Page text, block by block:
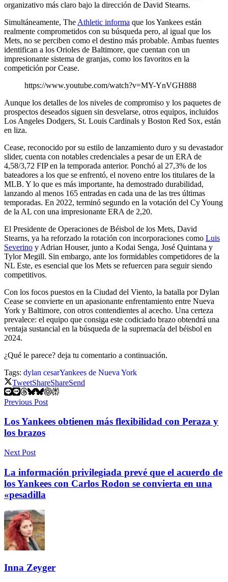
organizativo más claro bajo la dirección de David Stearns.
Simultáneamente, The Athletic informa que los Yankees están
realmente comprometidos con su búsqueda pero, al igual que los
Mets, no se perciben como el destino más probable. Ambas fuentes
identifican a los Orioles de Baltimore, que cuentan con un
impresionante sistema de granjas, como los favoritos en la
competición por Cease.
https://www.youtube.com/watch?v=MY-YnVGH888
Aunque los detalles de los niveles de compromiso y los paquetes de
prospectos deseados siguen sin desvelarse, otros equipos, incluidos
Los Angeles Dodgers, St. Louis Cardinals y Boston Red Sox, están
en liza.
Cease, reconocido por su estilo de lanzamiento duro y su devastador
slider, cuenta con notables credenciales a pesar de un ERA de
4,58/3,72 FIP en la temporada anterior. Ponchó al 27,3% de los
bateadores a los que se enfrentó, el noveno entre los titulares de la
MLB. Y lo que es más importante, ha demostrado durabilidad,
lanzando al menos 165 entradas en cada una de las tres últimas
temporadas. En 2022, terminó segundo en la votación del Cy Young
de la AL con una impresionante ERA de 2,20.
El Presidente de Operaciones de Béisbol de los Mets, David
Stearns, ya ha reforzado la rotación con incorporaciones como Luis
Severino y Adrian Houser, junto a Kodai Senga, José Quintana y
Tylor Megill. Sin embargo, ante los formidables competidores de la
NL Este, es esencial que los Mets se refuercen para seguir siendo
competitivos.
Con los focos puestos en la Ciudad del Viento, la batalla por Dylan
Cease se convierte en un apasionante enfrentamiento entre Nueva
York y Baltimore, con otros contendientes al acecho. Una certeza
prevalece: el equipo que consiga este codiciado brazo obtendrá una
ventaja sustancial en la búsqueda de la supremacía del béisbol en
2024.
¿Qué le parece? deja tu comentario a continuación.
Tags: dylan cesarYankees de Nueva York
TweetShareShareSend
Previous Post
Los Yankees obtienen más flexibilidad con Peraza y
los brazos
Next Post
La información privilegiada prevé que el acuerdo de
los Yankees con Carlos Rodon se convierta en una
«pesadilla
Inna Zeyger